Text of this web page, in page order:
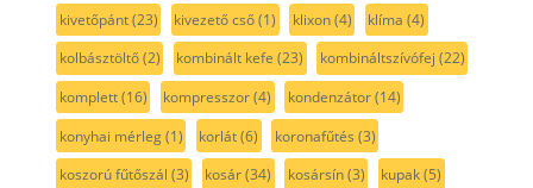
kivetőpánt(23) kivezető cső(1) klixon(4) klíma (4)
kolbásztöltő(2) kombinált kefe (23) kombináltszívófej (22)
komplett(16) kompresszor(4) kondenzátor(14)
konyhai mérleg(1) korlát(6) koronafűtés (3)
koszorú fűtőszál (3) kosár(34) kosársín(3) kupak(5)